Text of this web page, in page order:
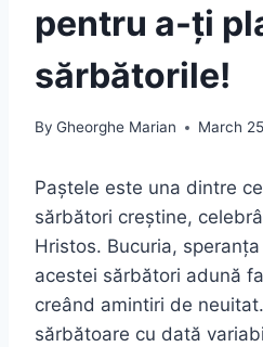
pentru a-ți
sărbătorile!
By Gheorghe Marian March
Paștele este una dintre
sărbători creștine,
Hristos. Bucuria,
acestei sărbători adună
creând amintiri de
sărbătoare cu dată